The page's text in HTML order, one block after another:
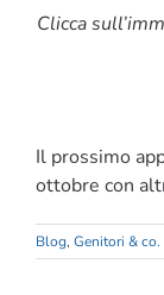
Clicca
Il prossimo
ottobre con
Blog, Genitori & co.